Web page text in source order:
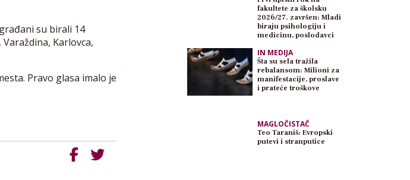
su birali 14
Karlovca,
Pravo glasa imalo je
fakultete za školsku
2026/27. završen: Mladi
biraju psihologiju i
medicinu, poslodavci
IN MEDIJA
Šta su sela tražila
rebalansom: Milioni za
manifestacije, proslave
i prateće troškove
MAGLOČISTAČ
Teo Taraniš: Evropski
putevi i stranputice